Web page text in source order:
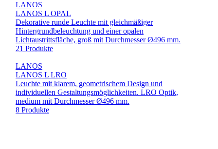
LANOS
LANOS L OPAL
Dekorative runde Leuchte mit gleichmäßiger
Hintergrundbeleuchtung und einer opalen
Lichtaustrittsfläche, groß mit Durchmesser Ø496 mm.
21 Produkte
LANOS
LANOS L LRO
Leuchte mit klarem, geometrischem Design und
individuellen Gestaltungsmöglichkeiten. LRO Optik,
medium mit Durchmesser Ø496 mm.
8 Produkte